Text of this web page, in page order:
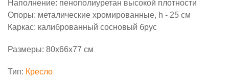
Наполнение: пенополиуретан высокой плотности
Опоры: металические хромированные, h - 25 cм
Каркас: калиброванный сосновый брус
Размеры: 80х66х77 см
Тип: Кресло